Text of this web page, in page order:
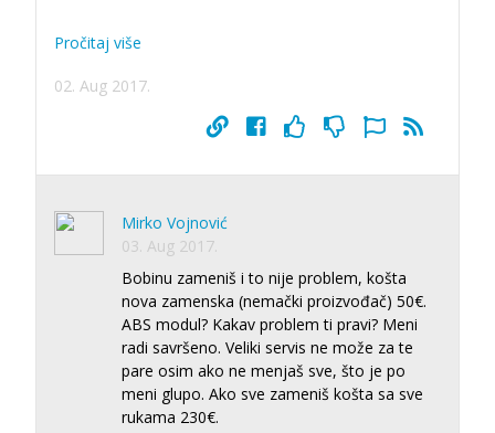
Pročitaj više
02. Aug 2017.
Mirko Vojnović
03. Aug 2017.
Bobinu zameniš i to nije problem, košta
nova zamenska (nemački proizvođač) 50€.
ABS modul? Kakav problem ti pravi? Meni
radi savršeno. Veliki servis ne može za te
pare osim ako ne menjaš sve, što je po
meni glupo. Ako sve zameniš košta sa sve
rukama 230€.